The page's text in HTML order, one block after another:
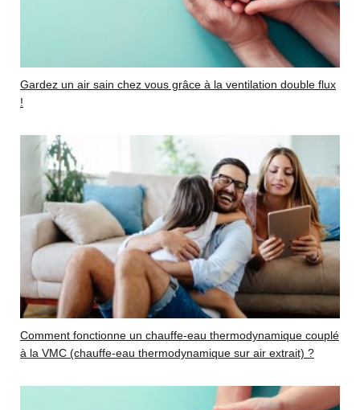
Gardez un air sain chez vous grâce à la ventilation double flux
!
Comment fonctionne un chauffe-eau thermodynamique couplé
à la VMC (chauffe-eau thermodynamique sur air extrait) ?